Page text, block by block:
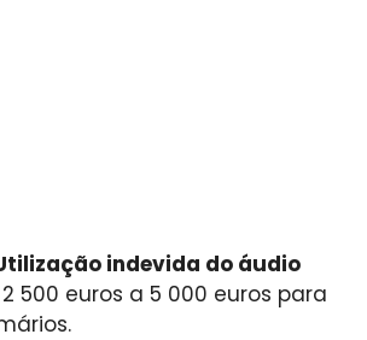
indevida do áudio
500 euros a 5 000 euros para